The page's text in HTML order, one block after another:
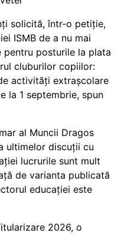
solicită, într-o petiție,
ISMB de a nu mai
pentru posturile la plata
cluburilor copiilor:
activități extrașcolare
la 1 septembrie, spun
al Muncii Dragos
ultimelor discuții cu
lucrurile sunt mult
de varianta publicată
educației este
2026, o